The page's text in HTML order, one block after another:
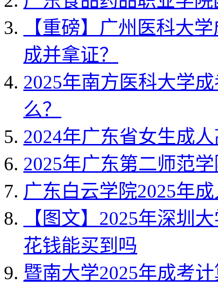
【重磅】广州医科大
成并拿证？
2025年南方医科大学
么？
2024年广东省女生成
2025年广东第二师范
广东白云学院2025年
【图文】2025年深圳
花钱能买到吗
暨南大学2025年成考